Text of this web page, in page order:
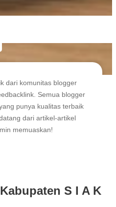
dari komunitas blogger
Semua blogger
punya kualitas terbaik
dari artikel-artikel
memuaskan!
S I A K